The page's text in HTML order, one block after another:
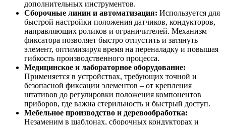
дополнительных инструментов.
Сборочные линии и автоматизация: Используется для
быстрой настройки положения датчиков, кондукторов,
направляющих роликов и ограничителей. Механизм
фиксатора позволяет быстро отпустить и затянуть
элемент, оптимизируя время на переналадку и повышая
гибкость производственного процесса.
Медицинское и лабораторное оборудование:
Применяется в устройствах, требующих точной и
безопасной фиксации элементов – от крепления
штативов до регулировки положения компонентов
приборов, где важна стерильность и быстрый доступ.
Мебельное производство и деревообработка:
Незаменим в шаблонах, сборочных кондукторах и